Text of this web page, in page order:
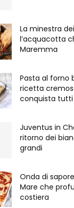
La minestra
l’acquacotta
Maremma
Pasta al forno
ricetta
conquista tutti
Juventus in
ritorno dei
grandi
Onda di
Mare che
costiera